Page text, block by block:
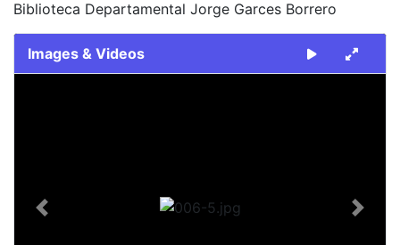
Biblioteca Departamental Jorge Garces Borrero
Images & Videos
Previous Next